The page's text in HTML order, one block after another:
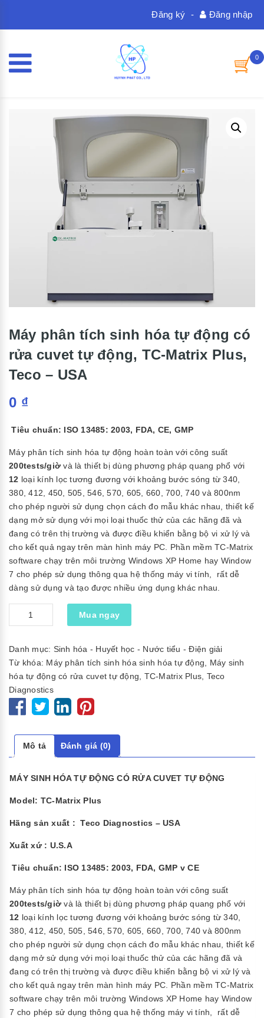
Đăng nhập
-
Đăng ký
0
Máy phân tích sinh hóa tự động có
rửa cuvet tự động, TC-Matrix Plus,
Teco – USA
0 ₫
Tiêu chuẩn: ISO 13485: 2003, FDA, CE, GMP
Máy phân tích sinh hóa tự động hoàn toàn với công suất
200tests/giờvà là thiết bị dùng phương pháp quang phổ với
12 loại kính lọc tương đương với khoảng bước sóng từ 340,
380, 412, 450, 505, 546, 570, 605, 660, 700, 740 và 800nm
cho phép người sử dụng chọn cách đo mẫu khác nhau, thiết kế
dạng mở sử dụng với mọi loại thuốc thử của các hãng đã và
đang có trên thị trường và được điều khiển bằng bộ vi xử lý và
cho kết quả ngay trên màn hình máy PC. Phần mềm TC-Matrix
software chạy trên môi trường Windows XP Home hay Window
7 cho phép sử dụng thông qua hệ thống máy vi tính, rất dễ
dàng sử dụng và tạo được nhiều ứng dụng khác nhau.
lượng
Mua ngay
Danh mục: Sinh hóa - Huyết học - Nước tiểu - Điện giải
Từ khóa: Máy phân tích sinh hóa sinh hóa tự động
Máy sinh
hóa tự động có rửa cuvet tự động
TC-Matrix Plus Teco
Diagnostics
Mô tả Đánh giá (0)
MÁY SINH HÓA TỰ ĐỘNG CÓ RỬA CUVET TỰ ĐỘNG
Model: TC-Matrix Plus
Hãng sản xuất : Teco Diagnostics – USA
Xuất xứ : U.S.A
Tiêu chuẩn: ISO 13485: 2003, FDA, GMP v CE
Máy phân tích sinh hóa tự động hoàn toàn với công suất
200tests/giờvà là thiết bị dùng phương pháp quang phổ với
12 loại kính lọc tương đương với khoảng bước sóng từ 340,
380, 412, 450, 505, 546, 570, 605, 660, 700, 740 và 800nm
cho phép người sử dụng chọn cách đo mẫu khác nhau, thiết kế
dạng mở sử dụng với mọi loại thuốc thử của các hãng đã và
đang có trên thị trường và được điều khiển bằng bộ vi xử lý và
cho kết quả ngay trên màn hình máy PC. Phần mềm TC-Matrix
software chạy trên môi trường Windows XP Home hay Window
7 cho phép sử dụng thông qua hệ thống máy vi tính, rất dễ